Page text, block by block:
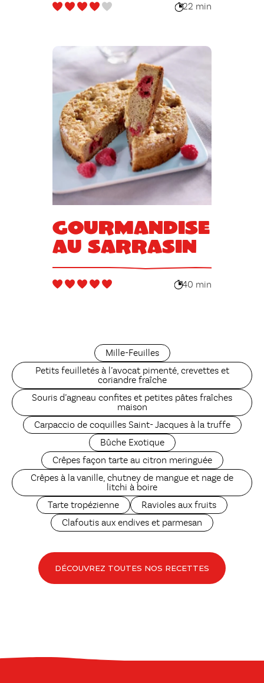
22 min
Gourmandise
au sarrasin
40 min
Mille-Feuilles
Petits feuilletés à l’avocat pimenté, crevettes et
coriandre fraîche
Souris d’agneau confites et petites pâtes fraîches
maison
Carpaccio de coquilles Saint- Jacques à la truffe
Bûche Exotique
Crêpes façon tarte au citron meringuée
Crêpes à la vanille, chutney de mangue et nage de
litchi à boire
Tarte tropézienne
Ravioles aux fruits
Clafoutis aux endives et parmesan
DÉCOUVREZ TOUTES NOS RECETTES